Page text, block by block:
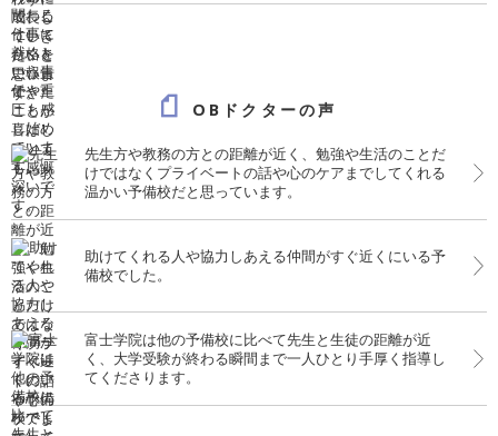
OBドクターの声
先生方や教務の方との距離が近く、勉強や生活のことだ
けではなくプライベートの話や心のケアまでしてくれる
温かい予備校だと思っています。
助けてくれる人や協力しあえる仲間がすぐ近くにいる予
備校でした。
富士学院は他の予備校に比べて先生と生徒の距離が近
く、大学受験が終わる瞬間まで一人ひとり手厚く指導し
てくださります。